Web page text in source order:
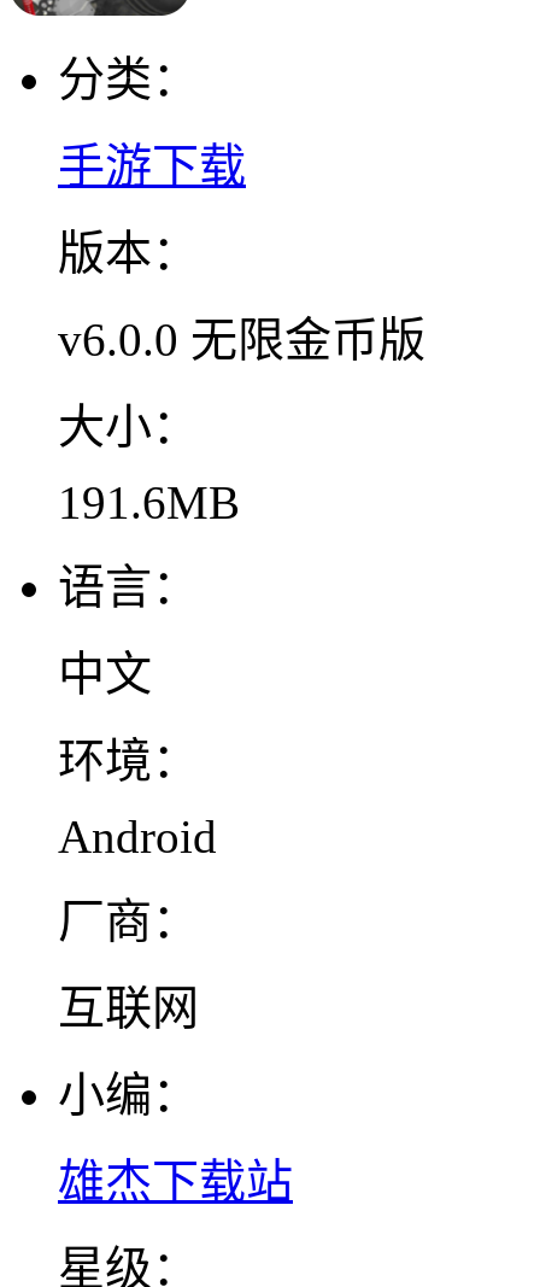
分类：
手游下载
版本：
v6.0.0 无限金币版
大小：
191.6MB
语言：
中文
环境：
Android
厂商：
互联网
小编：
雄杰下载站
星级：